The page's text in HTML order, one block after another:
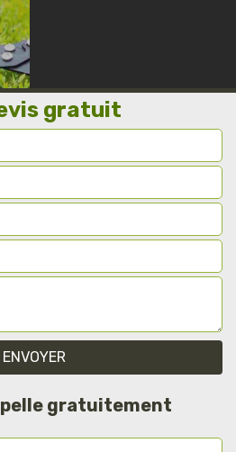
gratuit
gratuitement